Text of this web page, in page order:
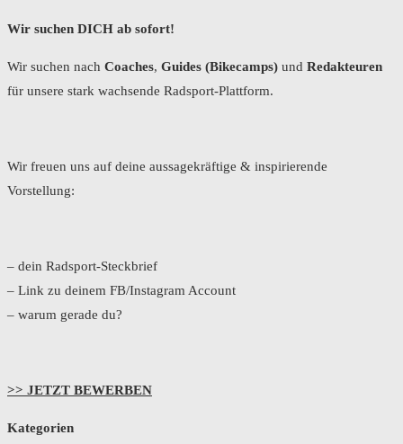
Wir suchen DICH ab sofort!
Wir suchen nach Coaches, Guides (Bikecamps) und Redakteuren
für unsere stark wachsende Radsport-Plattform.
Wir freuen uns auf deine aussagekräftige & inspirierende
Vorstellung:
– dein Radsport-Steckbrief
– Link zu deinem FB/Instagram Account
– warum gerade du?
>> JETZT BEWERBEN
Kategorien